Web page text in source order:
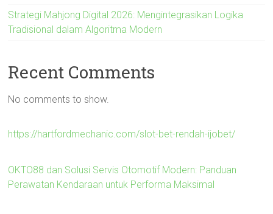
Strategi Mahjong Digital 2026: Mengintegrasikan Logika
Tradisional dalam Algoritma Modern
Recent Comments
No comments to show.
https://hartfordmechanic.com/slot-bet-rendah-ijobet/
OKTO88 dan Solusi Servis Otomotif Modern: Panduan
Perawatan Kendaraan untuk Performa Maksimal